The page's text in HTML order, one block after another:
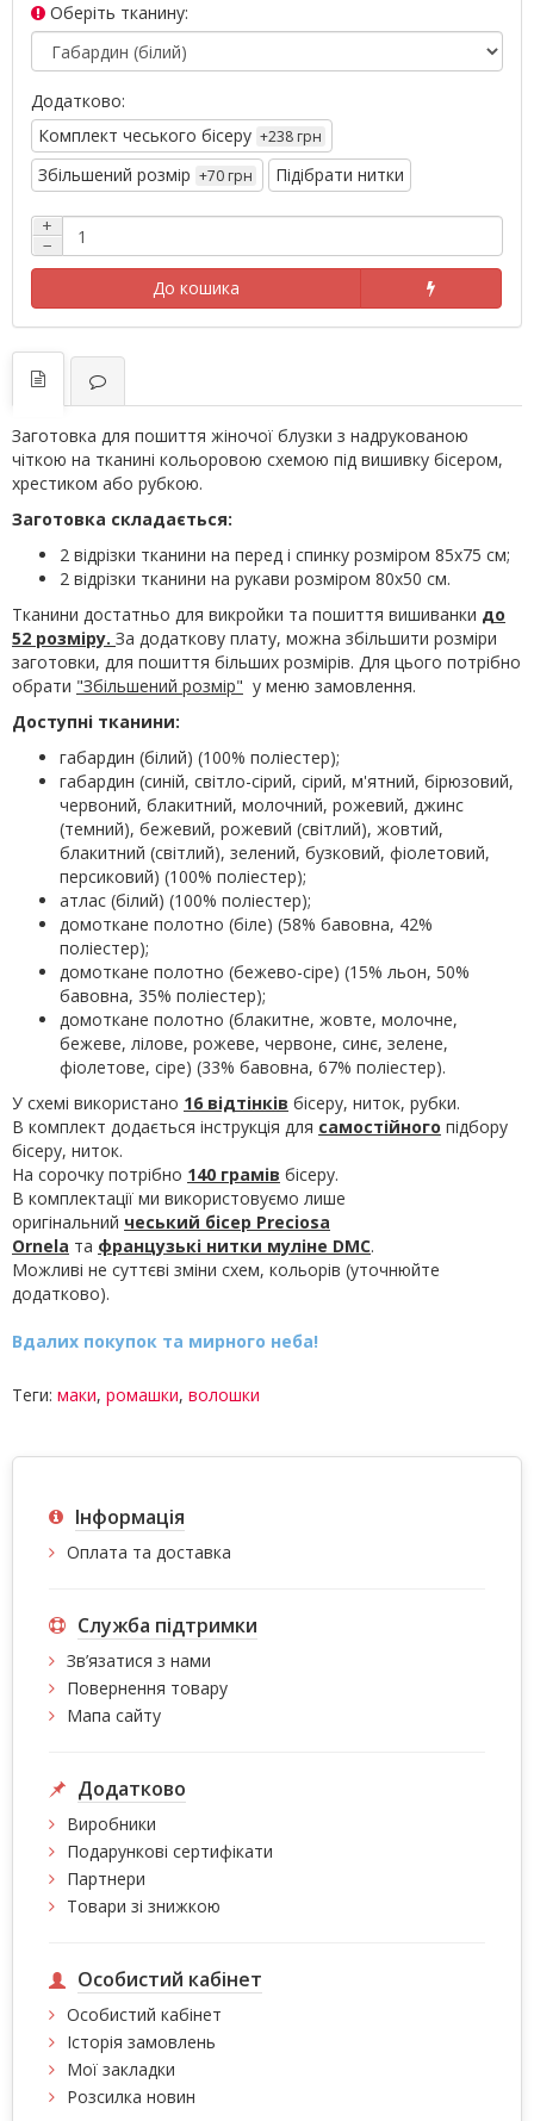
Оберіть тканину:
Додатково:
Комплект чеського бісеру +238 грн
Збільшений розмір +70 грн Підібрати нитки
+
−
До кошика
Заготовка для пошиття жіночої блузки з надрукованою
чіткою на тканині кольоровою схемою під вишивку бісером,
хрестиком або рубкою.
Заготовка складається:
2 відрізки тканини на перед і спинку розміром 85х75 см;
2 відрізки тканини на рукави розміром 80х50 см.
Тканини достатньо для викройки та пошиття вишиванки до
52 розміру. За додаткову плату, можна збільшити розміри
заготовки, для пошиття більших розмірів. Для цього потрібно
обрати "Збільшений розмір" у меню замовлення.
Доступні тканини:
габардин (білий) (100% поліестер);
габардин (синій, світло-сірий, сірий, м'ятний, бірюзовий,
червоний, блакитний, молочний, рожевий, джинс
(темний), бежевий, рожевий (світлий), жовтий,
блакитний (світлий), зелений, бузковий, фіолетовий,
персиковий) (100% поліестер);
атлас (білий) (100% поліестер);
домоткане полотно (біле) (58% бавовна, 42%
поліестер);
домоткане полотно (бежево-сіре) (15% льон, 50%
бавовна, 35% поліестер);
домоткане полотно (блакитне, жовте, молочне,
бежеве, лілове, рожеве, червоне, синє, зелене,
фіолетове, сіре) (33% бавовна, 67% поліестер).
У схемі використано 16 відтінків бісеру, ниток, рубки.
В комплект додається інструкція для самостійного підбору
бісеру, ниток.
На сорочку потрібно 140 грамів бісеру.
В комплектації ми використовуємо лише
оригінальний чеський бісер Preciosa
Ornela та французькі нитки муліне DMC.
Можливі не суттєві зміни схем, кольорів (уточнюйте
додатково).
Вдалих покупок та мирного неба!
Теги: маки, ромашки, волошки
Інформація
Оплата та доставка
Служба підтримки
Зв’язатися з нами
Повернення товару
Мапа сайту
Додатково
Виробники
Подарункові сертифікати
Партнери
Товари зі знижкою
Особистий кабінет
Особистий кабінет
Історія замовлень
Мої закладки
Розсилка новин